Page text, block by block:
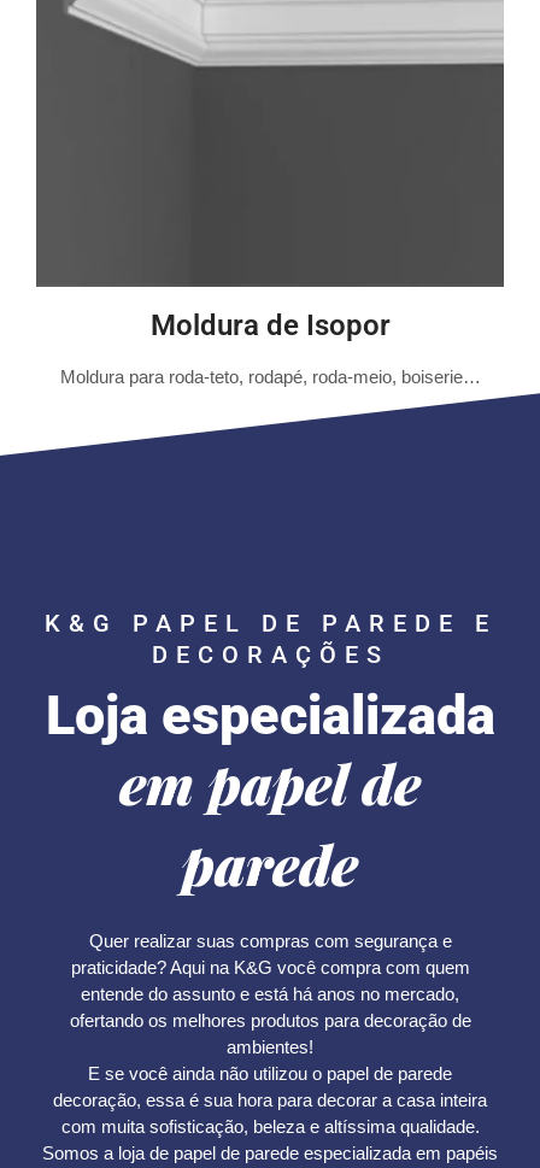
Moldura de Isopor
Moldura para roda-teto, rodapé, roda-meio, boiserie…
K&G PAPEL DE PAREDE E
DECORAÇÕES
Loja especializada
em papel de
parede
Quer realizar suas compras com segurança e
praticidade? Aqui na K&G você compra com quem
entende do assunto e está há anos no mercado,
ofertando os melhores produtos para decoração de
ambientes!
E se você ainda não utilizou o papel de parede
decoração, essa é sua hora para decorar a casa inteira
com muita sofisticação, beleza e altíssima qualidade.
Somos a loja de papel de parede especializada em papéis